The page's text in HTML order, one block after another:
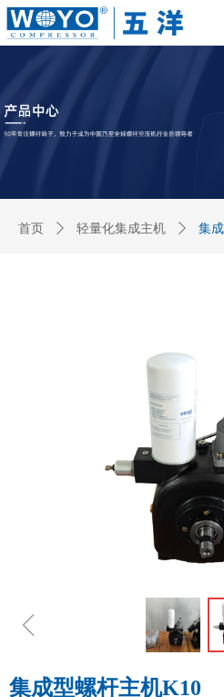
首页 ꄲ 轻量化集成主机 ꄲ 集
ꁆ
集成型螺杆主机K10